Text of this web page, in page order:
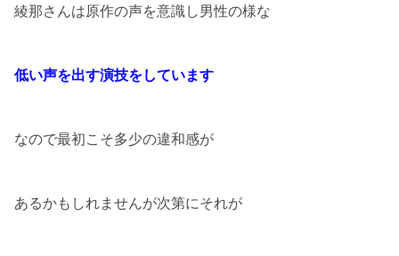
綾那さんは原作の声を意識し男性の様な
低い声を出す演技をしています
なので最初こそ多少の違和感が
あるかもしれませんが次第にそれが